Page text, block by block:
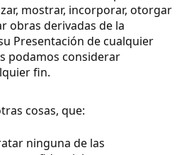
mostrar, incorporar, otorgar
obras derivadas de la
Presentación de cualquier
podamos considerar
fin.
cosas, que:
ninguna de las